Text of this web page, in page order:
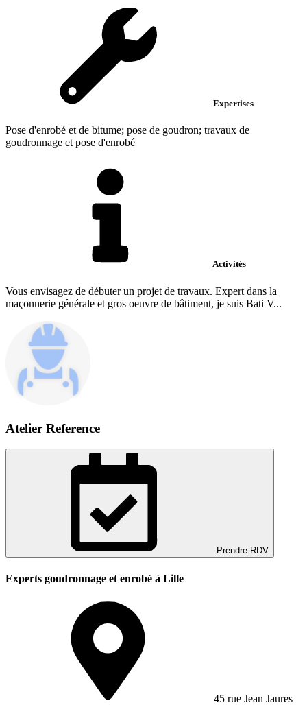
Expertises
Pose d'enrobé et de bitume; pose de goudron; travaux de
goudronnage et pose d'enrobé
Activités
Vous envisagez de débuter un projet de travaux. Expert dans la
maçonnerie générale et gros oeuvre de bâtiment, je suis Bati V...
Atelier Reference
Prendre RDV
Experts goudronnage et enrobé à Lille
45 rue Jean Jaures